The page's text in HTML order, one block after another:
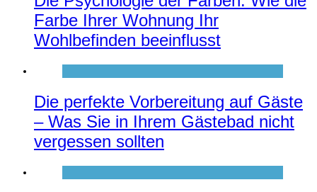
Farbe Ihrer Wohnung Ihr
Wohlbefinden beeinflusst
Die perfekte Vorbereitung auf Gäste
– Was Sie in Ihrem Gästebad nicht
vergessen sollten